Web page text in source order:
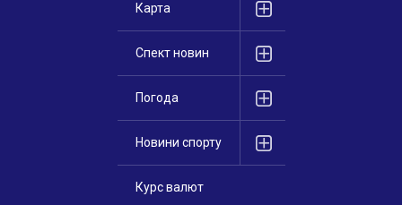
Карта
Спект новин
Погода
Новини спорту
Курс валют